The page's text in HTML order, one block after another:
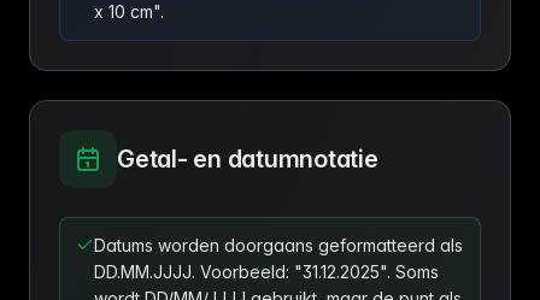
x 10 cm".
Getal- en datumnotatie
Datums worden doorgaans geformatteerd als
DD.MM.JJJJ. Voorbeeld: "31.12.2025". Soms